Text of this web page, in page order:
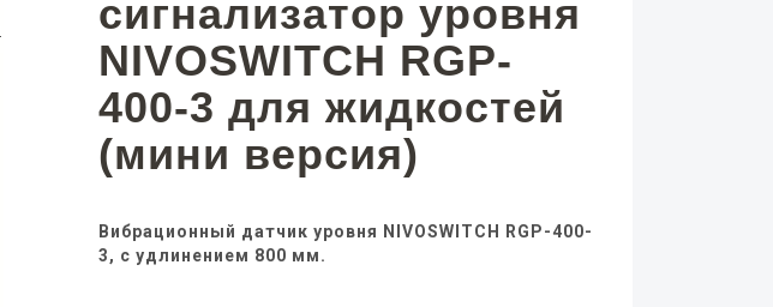
сигнализатор уровня
NIVOSWITCH RGP-
400-3 для жидкостей
(мини версия)
Вибрационный датчик уровня NIVOSWITCH RGP-400-
3, с удлинением 800 мм.